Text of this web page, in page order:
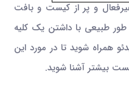
و پر از کیست و بافت
طور طبیعی با داشتن یک کلیه
همراه شوید تا در مورد این
بیشتر آشنا شوید.